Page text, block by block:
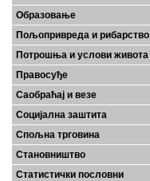
Образовање
Пољопривреда и рибарство
Потрошња и услови живота
Правосуђе
Саобраћај и везе
Социјална заштита
Спољна трговина
Становништво
Статистички пословни